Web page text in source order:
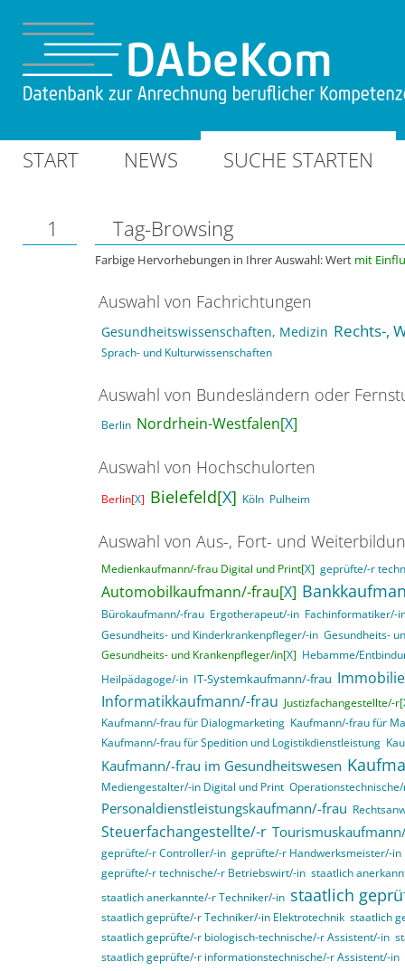
START NEWS SUCHE STARTEN
1 Tag-Browsing
Farbige Hervorhebungen in Ihrer Auswahl: Wert mit
Auswahl von Fachrichtungen
Gesundheitswissenschaften, Medizin Rechts-,
Sprach- und Kulturwissenschaften
Auswahl von Bundesländern oder
Berlin Nordrhein-Westfalen[X]
Auswahl von Hochschulorten
Berlin[X] Bielefeld[X] Köln Pulheim
Auswahl von Aus-, Fort- und
Medienkaufmann/-frau Digital und Print[X] geprüfte/-r
Automobilkaufmann/-frau[X]
Bürokaufmann/-frau Ergotherapeut/-in Fachinformatiker/-
Gesundheits- und Kinderkrankenpfleger/-in Gesundheits-
Gesundheits- und Krankenpfleger/in[X] Hebamme/
Heilpädagoge/-in IT-Systemkaufmann/-frau
Informatikkaufmann/-frau Justizfachangestellte/-r[
Kaufmann/-frau für Dialogmarketing Kaufmann/-frau für
Kaufmann/-frau für Spedition und Logistikdienstleistung
Kaufmann/-frau im Gesundheitswesen
Mediengestalter/-in Digital und Print
Personaldienstleistungskaufmann/-frau
Steuerfachangestellte/-r
geprüfte/-r Controller/-in geprüfte/-r Handwerksmeister/-in
geprüfte/-r technische/-r Betriebswirt/-in staatlich
staatlich anerkannte/-r Techniker/-in staatlich
staatlich geprüfte/-r Techniker/-in Elektrotechnik staatlich
staatlich geprüfte/-r biologisch-technische/-r Assistent/-in
staatlich geprüfte/-r informationstechnische/-r Assistent/-in